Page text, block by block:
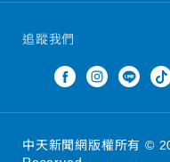
追蹤我們
中天新聞網版權所有 ©